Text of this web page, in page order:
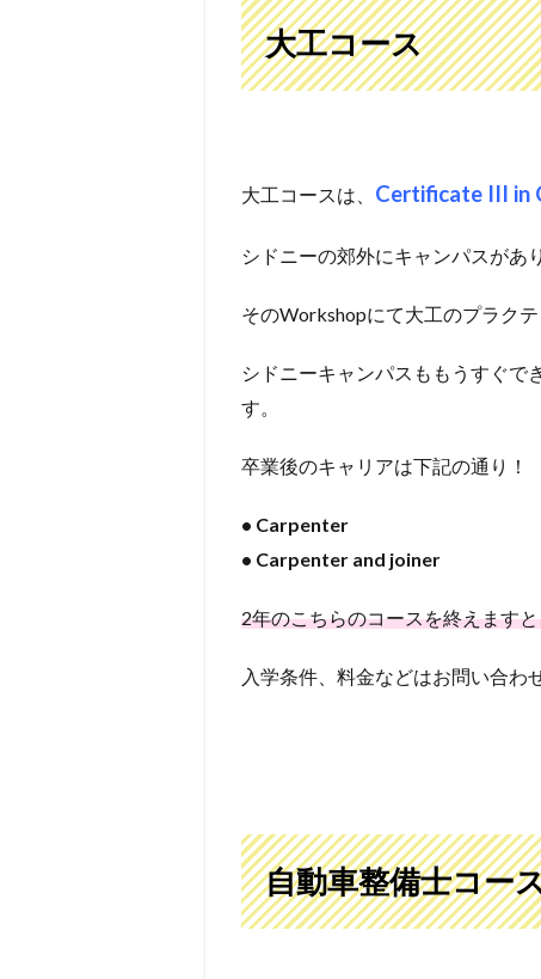
大工コース
大工コースは、 Certificate III in
シドニーの郊外にキャンパスがあ
そのWorkshopにて大工のプラク
シドニーキャンパスももうすぐで
す。
卒業後のキャリアは下記の通り！
• Carpenter
• Carpenter and joiner
2年のこちらのコースを終えます
入学条件、料金などはお問い合わ
自動車整備士コー